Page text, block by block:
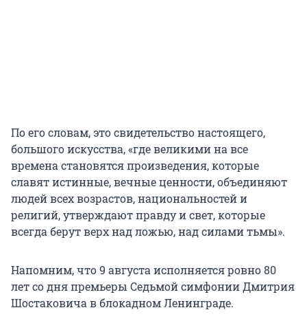
По его словам, это свидетельство настоящего,
большого искусства, «где великими на все
времена становятся произведения, которые
славят истинные, вечные ценности, объединяют
людей всех возрастов, национальностей и
религий, утверждают правду и свет, которые
всегда берут верх над ложью, над силами тьмы».
Напомним, что 9 августа исполняется ровно 80
лет со дня премьеры Седьмой симфонии Дмитрия
Шостаковича в блокадном Ленинграде.